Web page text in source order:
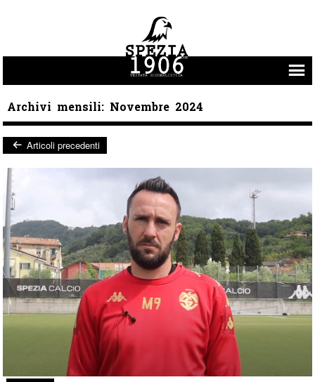
Archivi mensili: Novembre 2024
Post navigation
Articoli precedenti